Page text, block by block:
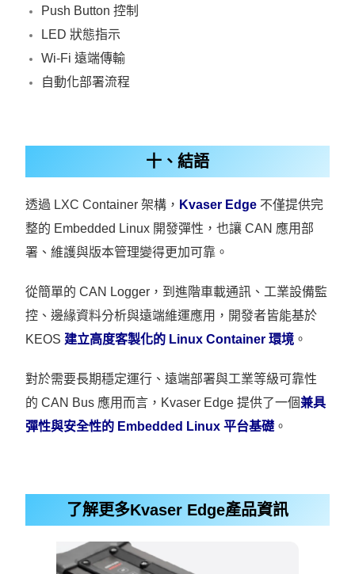
Push Button 控制
LED 狀態指示
Wi-Fi 遠端傳輸
自動化部署流程
十、結語
透過 LXC Container 架構， Kvaser Edge 不僅提供完
整的 Embedded Linux 開發彈性，也讓 CAN 應用部
署、維護與版本管理變得更加可靠。
從簡單的 CAN Logger，到進階車載通訊、工業設備監
控、邊緣資料分析與遠端維運應用，開發者皆能基於
KEOS 建立高度客製化的 Linux Container 環境 。
對於需要長期穩定運行、遠端部署與工業等級可靠性
的 CAN Bus 應用而言，Kvaser Edge 提供了一個兼具
彈性與安全性的 Embedded Linux 平台基礎 。
了解更多Kvaser Edge產品資訊